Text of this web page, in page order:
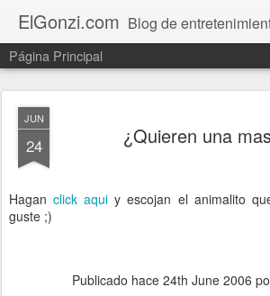
ElGonzi.com Blog de entretenimiento, chismes, humor, farándula, curiosidades, ovnis,
Página Principal
JUN
24 ¿Quieren una
Haganclick aqui y escojan el animalito
guste ;)
Publicado hace 24th June 2006